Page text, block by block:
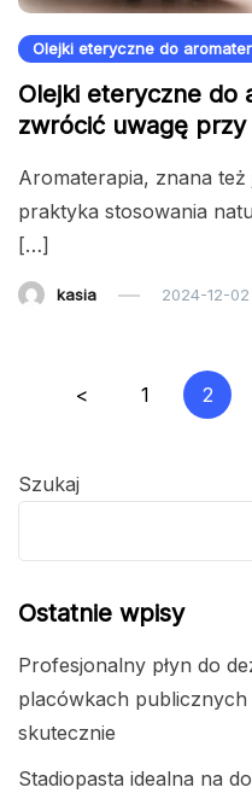
Olejki eteryczne do
Olejki eteryczne do
zwrócić uwagę
Aromaterapia, znana
praktyka stosowania
[…]
kasia 2024-12-02
Stronicowanie
< 1 2
Szukaj
Ostatnie wpisy
Profesjonalny płyn do
placówkach
skutecznie
Stadiopasta idealna na